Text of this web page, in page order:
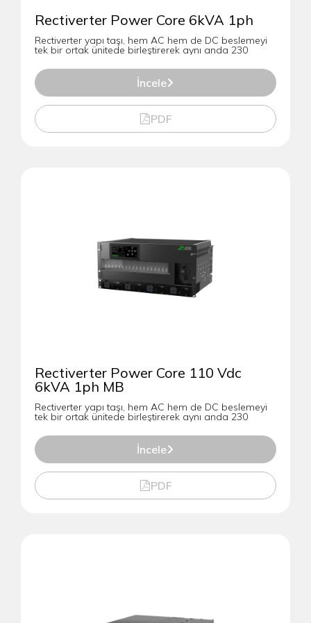
Rectiverter Power Core 6kVA 1ph
Rectiverter yapı taşı, hem AC hem de DC beslemeyi
tek bir ortak ünitede birleştirerek aynı anda 230
İncele
PDF
Rectiverter Power Core 110 Vdc
6kVA 1ph MB
Rectiverter yapı taşı, hem AC hem de DC beslemeyi
tek bir ortak ünitede birleştirerek aynı anda 230
İncele
PDF